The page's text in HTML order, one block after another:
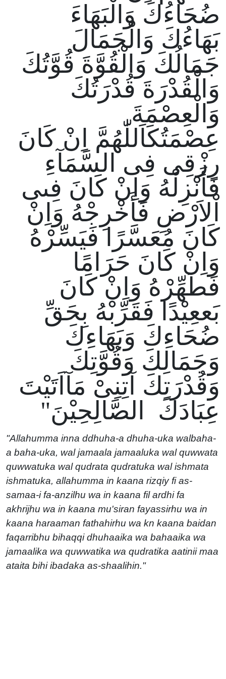
ضُحَاءُكَ وَالْبَهَاءَ
بَهَاءُكَ وَالْجَمَالَ
جَمَالُكَ وَالْقُوَّةَ قُوَّتُكَ
وَالْقُدْرَةَ قُدْرَتُكَ
وَالْعِصْمَةَ
عِصْمَتُكَاَللّٰهُمَّ اِنْ كَانَ
رِزْقِى فِى السَّمَآءِ
فَأَنْزِلْهُ وَاِنْ كَانَ فِىى
اْلاَرْضِ فَأَخْرِجْهُ وَاِنْ
كَانَ مُعَسَّرًا فَيَسِّرْهُ
وَاِنْ كَانَ حَرَامًا
فَطَهِّرْهُ وَاِنْ كَانَ
بَععِيْدًا فَقَرِّبْهُ بِحَقِّ
ضُحَاءِكَ وَبَهَاءِكَ
وَجَمَالِكَ وَقُوَّتِكَ
وَقُدْرَتِكَ آتِنِىْ مَآاَتَيْتَ
عِبَادَكَ الصَّالِحِيْنَ"
"Allahumma inna ddhuha-a dhuha-uka walbaha-
a baha-uka, wal jamaala jamaaluka wal quwwata
quwwatuka wal qudrata qudratuka wal ishmata
ishmatuka, allahumma in kaana rizqiy fi as-
samaa-i fa-anzilhu wa in kaana fil ardhi fa
akhrijhu wa in kaana mu'siran fayassirhu wa in
kaana haraaman fathahirhu wa kn kaana baidan
faqarribhu bihaqqi dhuhaaika wa bahaaika wa
jamaalika wa quwwatika wa qudratika aatinii maa
ataita bihi ibadaka as-shaalihin."